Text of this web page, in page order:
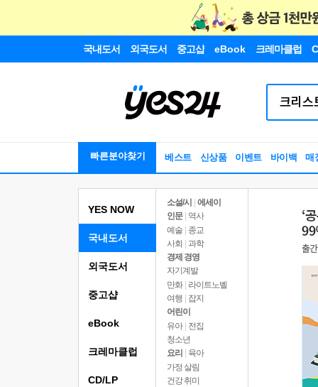
국내도서 외국도서 중고샵 eBook 크레마클럽
빠른분야찾기 베스트 신상품 이벤트 바이백 매
YES NOW
국내도서
소설/시
에세이
인문
역사
예술 | 종교
사회 | 과학
경제 경영
자기계발
만화 | 라이트노벨
여행
잡지
어린이
유아 | 전집
청소년
요리
육아
가정 살림
건강 취미
외국도서
중고샵
eBook
크레마클럽
CD/LP